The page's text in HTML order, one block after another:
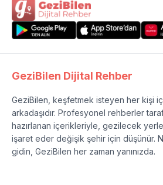
GeziBilen Dijital Rehber
GeziBilen, keşfetmek isteyen her kişi
arkadaşıdır. Profesyonel rehberler
hazırlanan içerikleriyle, gezilecek
işaret eder değişik şehir için düşünür.
gidin, GeziBilen her zaman yanınızda.